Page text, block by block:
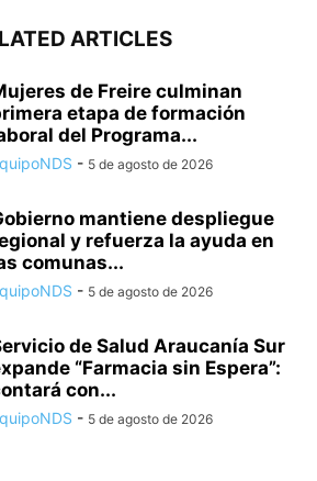
ARTICLES
de Freire culminan
etapa de formación
del Programa...
- 5 de agosto de 2026
mantiene despliegue
y refuerza la ayuda en
comunas...
- 5 de agosto de 2026
de Salud Araucanía Sur
“Farmacia sin Espera”:
con...
- 5 de agosto de 2026